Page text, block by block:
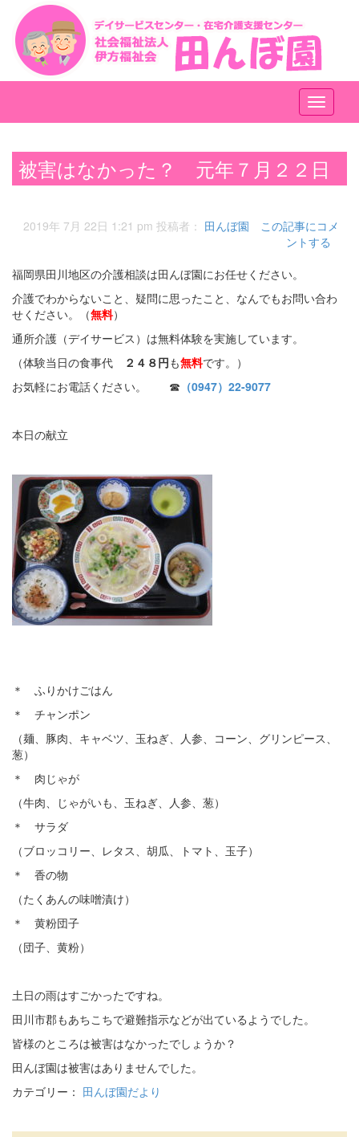
メ
ニ
ー
被害はなかった？ 元年７月２２日
2019年 7月 22日 1:21 pm 投稿者： 田んぼ園
この記事にコメ
ントする
福岡県田川地区の介護相談は田んぼ園にお任せください。
介護でわからないこと、疑問に思ったこと、なんでもお問い合わ
せください。（無料）
通所介護（デイサービス）は無料体験を実施しています。
（体験当日の食事代
２４８円も無料です。）
お気軽にお電話ください。 ☎ （0947）22-9077
本日の献立
＊ ふりかけごはん
＊ チャンポン
（麺、豚肉、キャベツ、玉ねぎ、人参、コーン、グリンピース、
葱）
＊ 肉じゃが
（牛肉、じゃがいも、玉ねぎ、人参、葱）
＊ サラダ
（ブロッコリー、レタス、胡瓜、トマト、玉子）
＊ 香の物
（たくあんの味噌漬け）
＊ 黄粉団子
（団子、黄粉）
土日の雨はすごかったですね。
田川市郡もあちこちで避難指示などが出ているようでした。
皆様のところは被害はなかったでしょうか？
田んぼ園は被害はありませんでした。
カテゴリー： 田んぼ園だより